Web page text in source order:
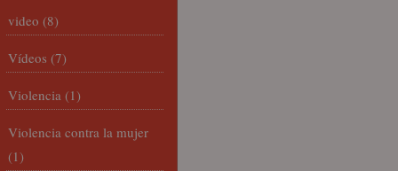
video (8)
Vídeos (7)
Violencia (1)
Violencia contra la mujer
(1)